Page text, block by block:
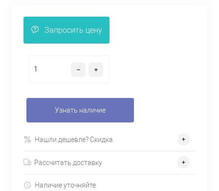
Запросить цену
Узнать наличие
Нашли дешевле? Скидка
Рассчитать доставку
Наличие уточняйте